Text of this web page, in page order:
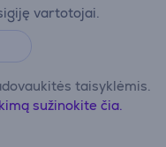
vartotojai.
taisyklėmis.
sužinokite čia.